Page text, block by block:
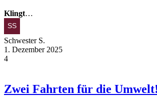
Klingt…
Schwester S.
1. Dezember 2025
4
Zwei Fahrten für die Umwelt!